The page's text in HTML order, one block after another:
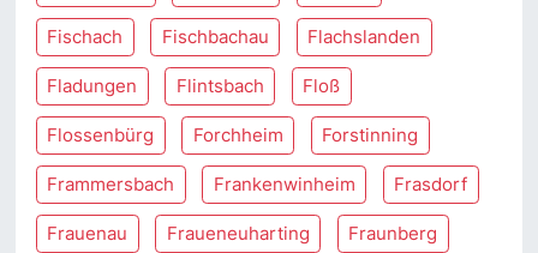
Fischach Fischbachau Flachslanden
Fladungen Flintsbach Floß
Flossenbürg Forchheim Forstinning
Frammersbach Frankenwinheim Frasdorf
Frauenau Fraueneuharting Fraunberg